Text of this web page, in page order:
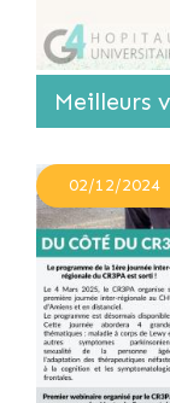
Meilleurs
02/12/2024